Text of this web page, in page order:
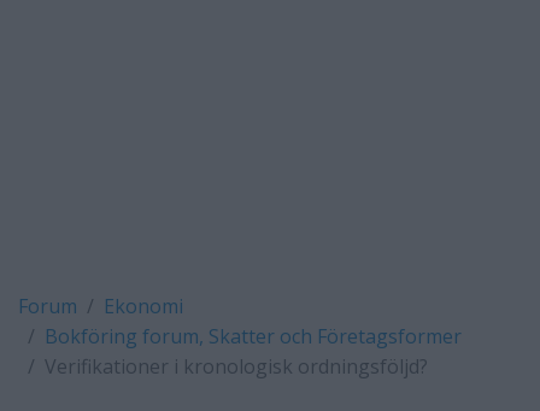
Forum
Ekonomi
Bokföring forum, Skatter och Företagsformer
Verifikationer i kronologisk ordningsföljd?